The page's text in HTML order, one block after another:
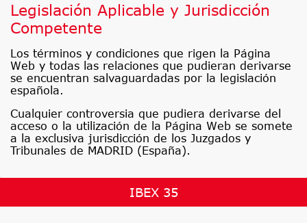
Legislación Aplicable y Jurisdicción
Competente
Los términos y condiciones que rigen la Página
Web y todas las relaciones que pudieran derivarse
se encuentran salvaguardadas por la legislación
española.
Cualquier controversia que pudiera derivarse del
acceso o la utilización de la Página Web se somete
a la exclusiva jurisdicción de los Juzgados y
Tribunales de MADRID (España).
IBEX 35